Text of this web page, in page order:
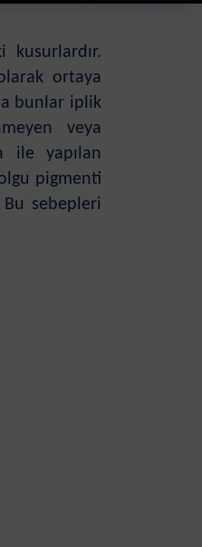
ortaya
bunlar iplik
veya
ile yapılan
pigmenti
sebepleri